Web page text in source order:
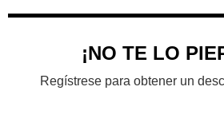
¡NO TE LO
Regístrese para obtener un